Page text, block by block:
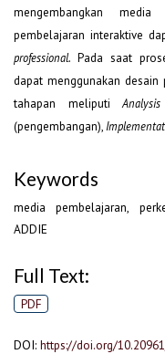
mengembangkan media
pembelajaran interaktive
professional. Pada saat
dapat menggunakan
tahapan meliputiAnalysis
(pengembangan),
Keywords
media pembelajaran,
ADDIE
Full Text:
PDF
DOI: https://doi.org/